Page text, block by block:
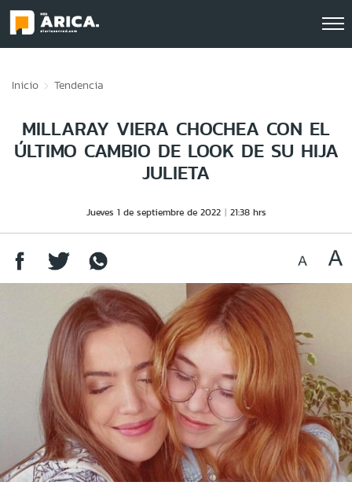
Inicio Tendencia
MILLARAY VIERA CHOCHEA CON EL
ÚLTIMO CAMBIO DE LOOK DE SU HIJA
JULIETA
Jueves 1 de septiembre de 2022 21:38 hrs